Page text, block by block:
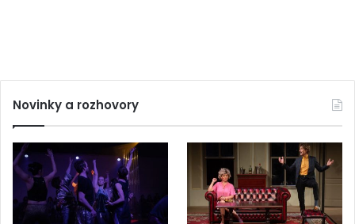
Novinky a rozhovory